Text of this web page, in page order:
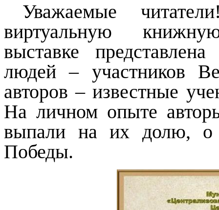
Уважаемые
виртуальную
выставке
людей – участников
авторов – известные
На личном опыте
выпали на их долю, о
Победы.